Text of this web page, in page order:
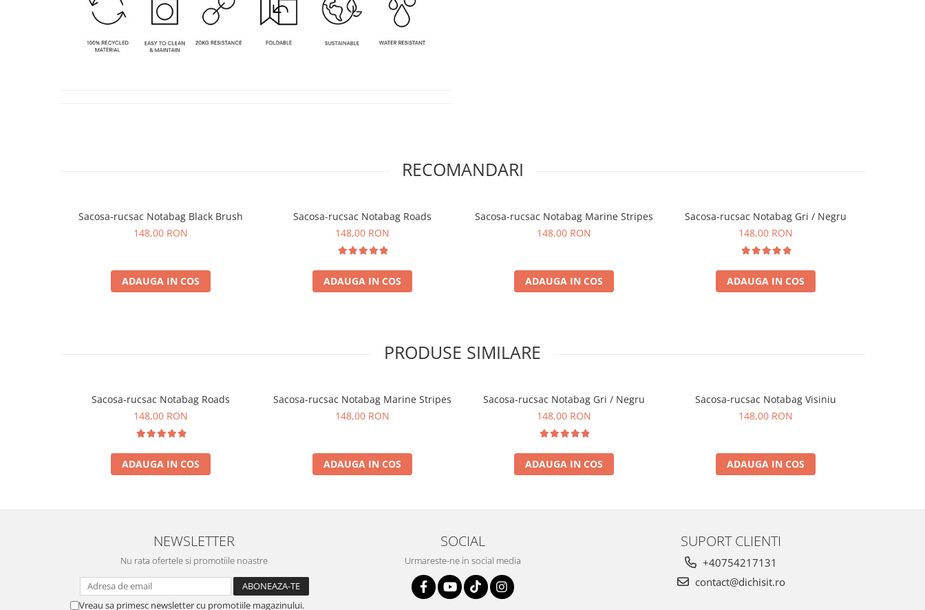
RECOMANDARI
Sacosa-rucsac Notabag Black Brush
148,00 RON
ADAUGA IN COS
Sacosa-rucsac Notabag Roads
148,00 RON
ADAUGA IN COS
Sacosa-rucsac Notabag Marine Stripes
148,00 RON
ADAUGA IN COS
Sacosa-rucsac Notabag Gri / Negru
148,00 RON
ADAUGA IN COS
PRODUSE SIMILARE
Sacosa-rucsac Notabag Roads
148,00 RON
ADAUGA IN COS
Sacosa-rucsac Notabag Marine Stripes
148,00 RON
ADAUGA IN COS
Sacosa-rucsac Notabag Gri / Negru
148,00 RON
ADAUGA IN COS
Sacosa-rucsac Notabag Visiniu
148,00 RON
ADAUGA IN COS
NEWSLETTER
Nu rata ofertele si promotiile noastre
Vreau sa primesc newsletter cu promotiile magazinului.
SOCIAL
Urmareste-ne in social media
SUPORT CLIENTI
+40754217131
contact@dichisit.ro